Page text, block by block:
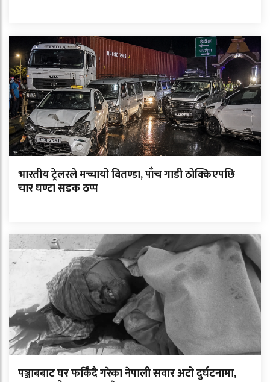
भारतीय ट्रेलरले मच्चायो वितण्डा, पाँच गाडी ठोक्किएपछि
चार घण्टा सडक ठप्प
पञ्जाबबाट घर फर्किंदै गरेका नेपाली सवार अटो दुर्घटनामा,